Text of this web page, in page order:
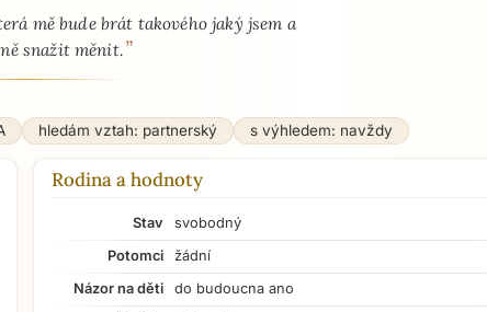
mě bude brát takového jaký jsem a
snažit měnit.”
hledám vztah: partnerský s výhledem: navždy
Rodina a hodnoty
Stav
svobodný
Potomci
žádní
Názor na děti
do budoucna ano